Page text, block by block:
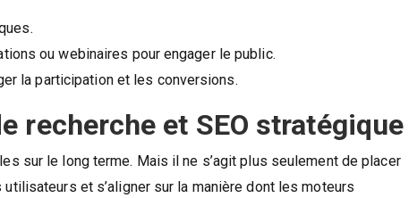
ou webinaires pour engager le public.
la participation et les conversions.
recherche et SEO stratégique
sur le long terme. Mais il ne s’agit plus seulement de placer
et s’aligner sur la manière dont les moteurs